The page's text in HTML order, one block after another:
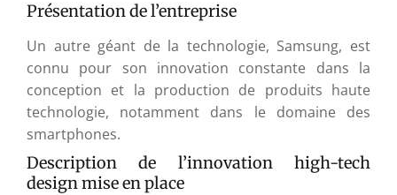
Présentation de l’entreprise
Un autre géant de la technologie, Samsung, est
connu pour son innovation constante dans la
conception et la production de produits haute
technologie, notamment dans le domaine des
smartphones.
Description de l’innovation high-tech
design mise en place